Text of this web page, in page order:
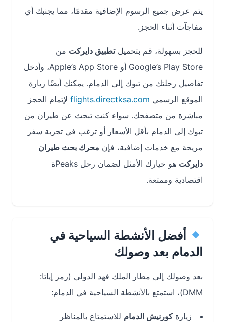
يتم عرض جميع الرسوم الإضافية مقدمًا، مما يجنبك أي
مفاجآت أثناء الحجز.
للحجز بسهولة، قم بتحميلتطبيق دايركتمن
Google’s Play Store أو Apple’s App Store، وأدخل
تفاصيل رحلتك من تبوك إلى الدمام. يمكنك أيضًا زيارة
الموقع الرسمي flights.directksa.comلإتمام الحجز
مباشرة من متصفحك. سواء كنت تبحث عن طيران من
تبوك إلى الدمام بأقل الأسعار أو ترغب في تجربة سفر
مريحة مع خدمات إضافية، فإنمحرك بحث طيران
دايركت
هو خيارك الأمثل لضمان رحل Peaksة
اقتصادية وممتعة.
أفضل الأنشطة السياحية في
الدمام بعد وصولك
بعد وصولك إلى مطار الملك فهد الدولي (رمز إياتا:
زيارة كورنيش الدمامللاستمتاع بالمناظر